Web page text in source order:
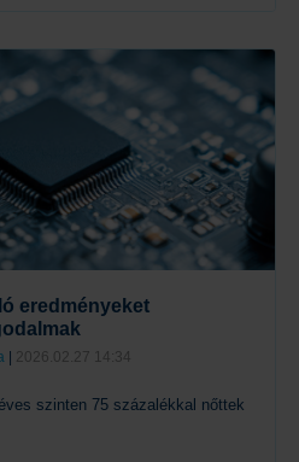
eredményeket
2026.02.27 14:34
szinten 75 százalékkal nőttek